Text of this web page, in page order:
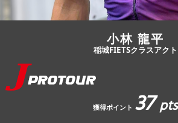
小林 龍平
稲城FIETSクラスアクト
獲得ポイント 37pts